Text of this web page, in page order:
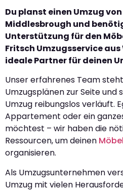
Du planst einen Umzug
Middlesbrough und
Unterstützung für den
Fritsch Umzugsservice
ideale Partner für deinen
Unser erfahrenes Team
Umzugsplänen zur Seite und
Umzug reibungslos verläuft.
Appartement oder ein
möchtest – wir haben die
Ressourcen, um deinen
organisieren.
Als Umzugsunternehmen
Umzug mit vielen